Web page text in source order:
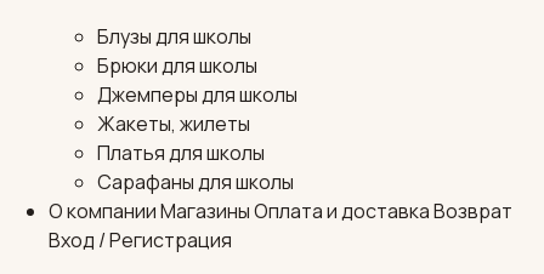
Блузы для школы
Брюки для школы
Джемперы для школы
Жакеты, жилеты
Платья для школы
Сарафаны для школы
О компанииМагазиныОплата и доставкаВозврат
Вход / Регистрация